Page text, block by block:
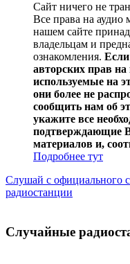
Сайт ничего не
Все права на аудио
нашем сайте
владельцам и
ознакомления.
авторских прав
используемые на
они более не
сообщить нам об
укажите все
подтверждающие
материалов и,
Подробнее тут
Слушай с официального
радиостанции
Случайные